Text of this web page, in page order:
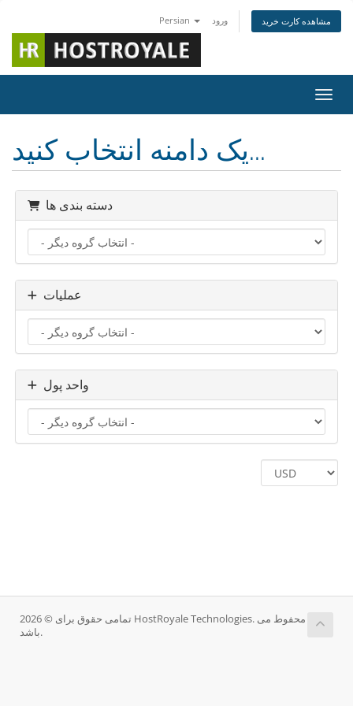
Persian ورود مشاهده کارت خرید
یک دامنه انتخاب کنید...
دسته بندی ها
عملیات
واحد پول
تمامی حقوق برای © 2026 HostRoyale Technologies. محفوط می
باشد.